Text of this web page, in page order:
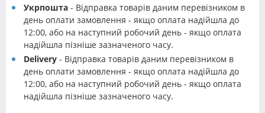
Укрпошта - Відправка товарів даним перевізником в
день оплати замовлення - якщо оплата надійшла до
12:00, або на наступний робочий день - якщо оплата
надійшла пізніше зазначеного часу.
Delivery - Відправка товарів даним перевізником в
день оплати замовлення - якщо оплата надійшла до
12:00, або на наступний робочий день - якщо оплата
надійшла пізніше зазначеного часу.